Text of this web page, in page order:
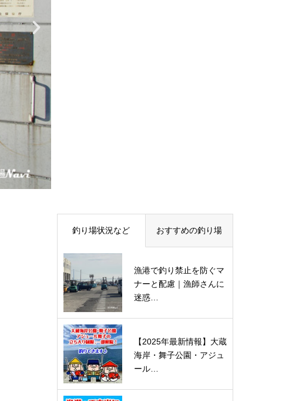
釣り場状況など おすすめの釣り場
漁港で釣り禁止を防ぐマ
ナーと配慮｜漁師さんに
迷惑…
【2025年最新情報】大蔵
海岸・舞子公園・アジュ
ール…